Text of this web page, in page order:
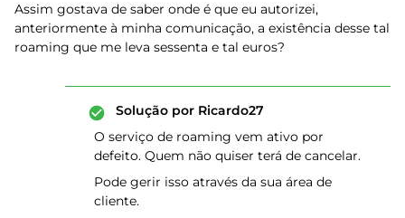
Assim gostava de saber onde é que eu autorizei,
anteriormente à minha comunicação, a existência desse tal
roaming que me leva sessenta e tal euros?
Solução por Ricardo27
O serviço de roaming vem ativo por
defeito. Quem não quiser terá de cancelar.
Pode gerir isso através da sua área de
cliente.